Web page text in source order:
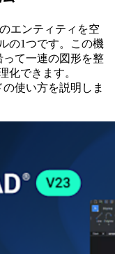
のエンティティを空
の1つです。この機
て一連の図形を整
化できます。
使い方を説明しま